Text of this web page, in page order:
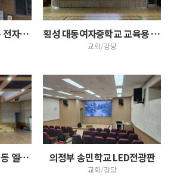
우천중학교 학교출입구 전자현수막 설치 횡성 대동여자중학교 교육용 200인치 대형LED전광판
교회/강당
한국대학원리연구회 전동 엘리베이션 LED스크린 의정부 송민학교 LED전광판
교회/강당